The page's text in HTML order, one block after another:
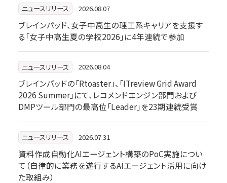
ニュースリリース 2026.08.07
ブレインパッド、女子中高生の理工系キャリアを支援す
る「女子中高生夏の学校2026」に4年連続で参加
ニュースリリース 2026.08.04
ブレインパッドの「Rtoaster」、「ITreview Grid Award
2026 Summer」にて、レコメンドエンジン部門および
DMPツール部門の最高位「Leader」を23期連続受賞
ニュースリリース 2026.07.31
資料作成自動化AIエージェント構築のPoC実施につい
て（自律的に業務を遂行するAIエージェント活用に向け
た取組み）